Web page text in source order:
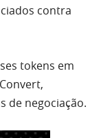
contra
tokens em
de negociação.